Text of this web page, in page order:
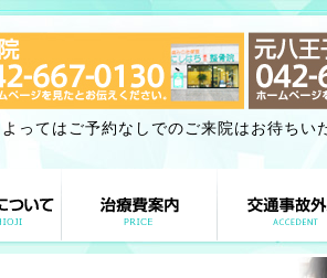
ってはご予約なしでのご来院はお待ちい